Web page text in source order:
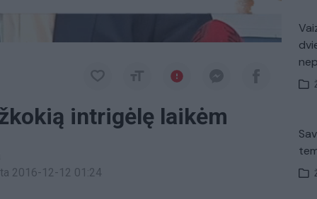
intrigėlę laikėm
2016-12-12 01:24